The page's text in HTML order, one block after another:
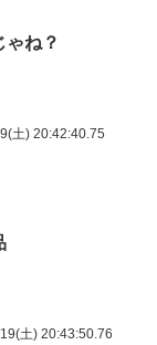
ね？
土) 20:42:40.75
土) 20:43:50.76